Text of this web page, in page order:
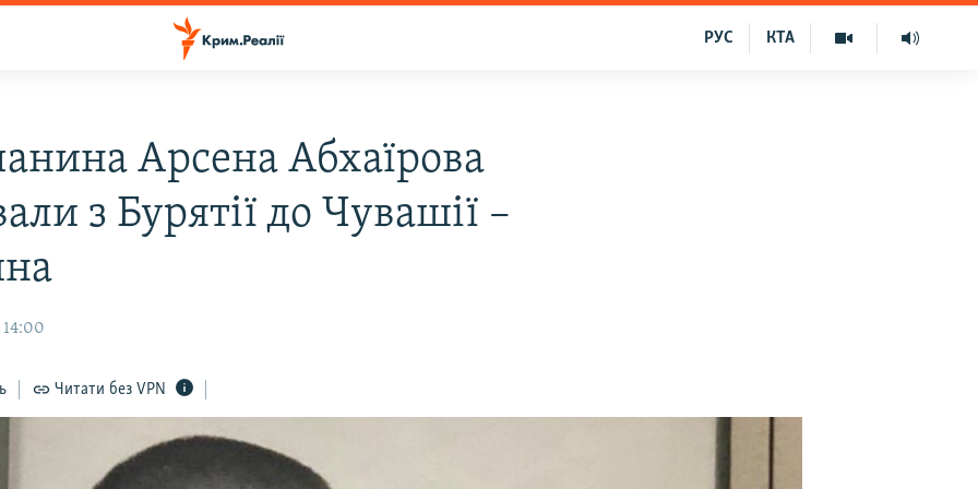
КТА
РУС
Арсена Абхаїрова
з Бурятії до Чувашії –
14:00
Читати без VPN